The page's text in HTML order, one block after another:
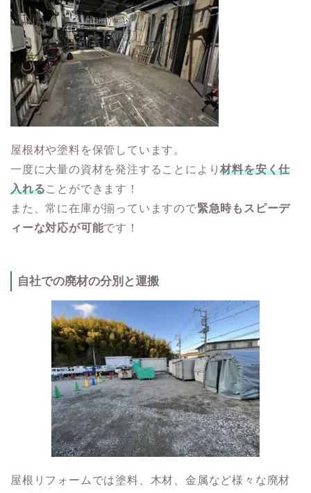
屋根材や塗料を保管しています。
一度に大量の資材を発注することにより材料を安く仕
入れることができます！
また、常に在庫が揃っていますので緊急時もスピーデ
ィーな対応が可能です！
自社での廃材の分別と運搬
屋根リフォームでは塗料、木材、金属など様々な廃材